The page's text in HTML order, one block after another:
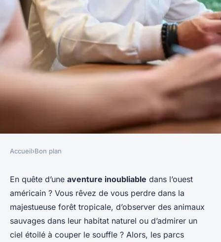
BON PLAN
Où trouver des guides de
randonnée bénévoles dans les
parcs nationaux américains ?
Romain•12 février 2024• 3 min de lecture
Accueil›Bon plan
En quête d’une aventure inoubliable dans l’ouest
américain ? Vous rêvez de vous perdre dans la
majestueuse forêt tropicale, d’observer des animaux
sauvages dans leur habitat naturel ou d’admirer un
ciel étoilé à couper le souffle ? Alors, les parcs